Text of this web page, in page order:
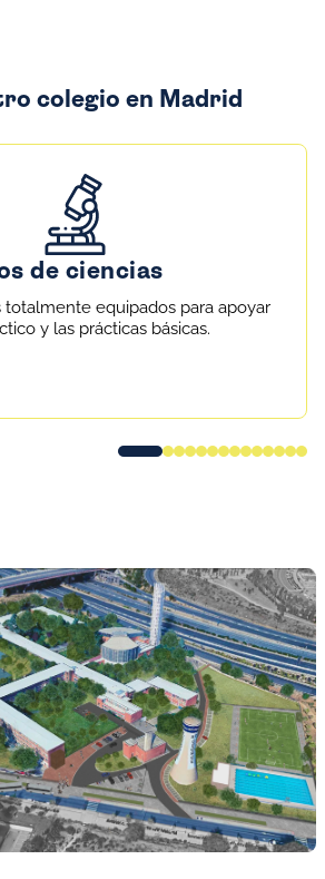
colegio en Madrid
de ciencias
totalmente equipados para apoyar
y las prácticas básicas.